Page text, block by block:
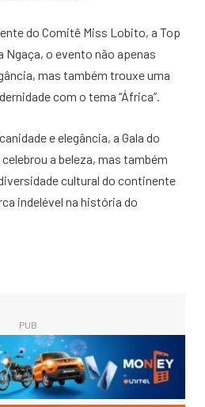
do Comitê Miss Lobito, a Top
Ngaça, o evento não apenas
mas também trouxe uma
com o tema “África”.
e elegância, a Gala do
a beleza, mas também
cultural do continente
indelével na história do
PUB